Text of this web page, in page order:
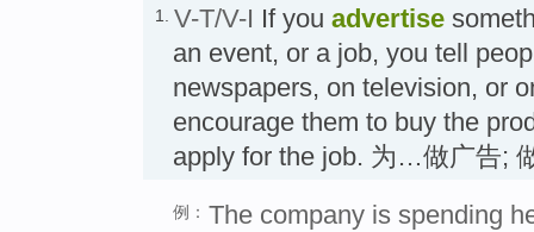
1. V-T/V-I If you advertise
an event, or a job, you tell
newspapers, on television, or
encourage them to buy the
apply for the job. 为…做广告;
例： The company is spending